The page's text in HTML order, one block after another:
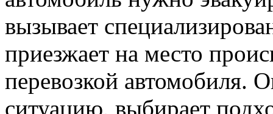
вызывает
приезжает на место
перевозкой автомобиля.
ситуацию, выбирает